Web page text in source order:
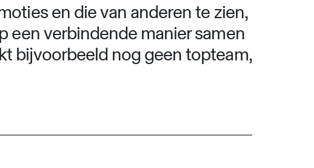
en die van anderen te zien,
een verbindende manier samen
bijvoorbeeld nog geen topteam,